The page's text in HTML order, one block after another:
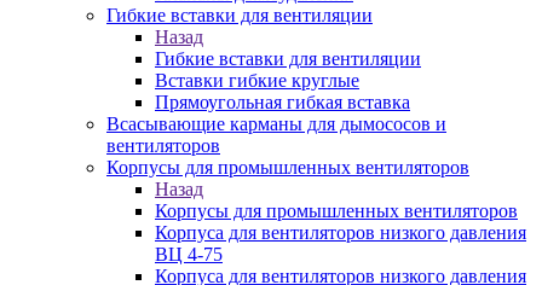
Гибкие вставки для вентиляции
Назад
Гибкие вставки для вентиляции
Вставки гибкие круглые
Прямоугольная гибкая вставка
Всасывающие карманы для дымососов и
вентиляторов
Корпусы для промышленных вентиляторов
Назад
Корпусы для промышленных вентиляторов
Корпуса для вентиляторов низкого давления
ВЦ 4-75
Корпуса для вентиляторов низкого давления